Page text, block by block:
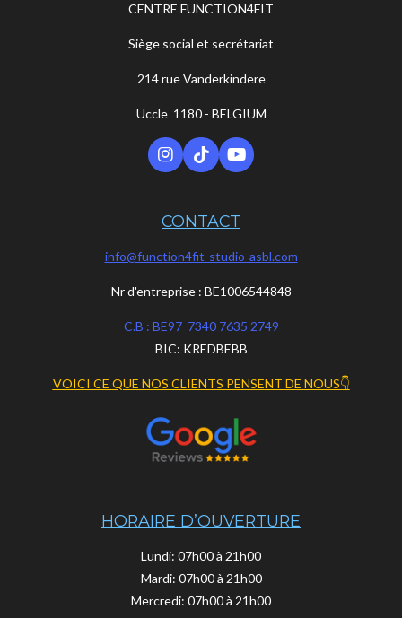
CENTRE FUNCTION4FIT
Siège social et secrétariat
214 rue Vanderkindere
Uccle 1180 - BELGIUM
I
n
a
r
m
T
i
o
Y
o
u
e
CONTACT
info@function4fit-studio-asbl.com
Nr d'entreprise : BE1006544848
C.B : BE97 7340 7635 2749
BIC: KREDBEBB
VOICI CE QUE NOS CLIENTS PENSENT DE NOUS👇
HORAIRE D’OUVERTURE
Lundi: 07h00 à 21h00
Mardi: 07h00 à 21h00
Mercredi: 07h00 à 21h00